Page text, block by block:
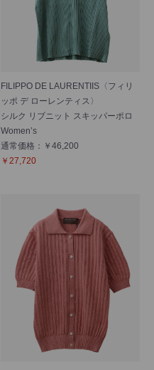
FILIPPO DE LAURENTIIS〈フィリ
ッポ デ ローレンティス〉
シルク リブニット スキッパーポロ
Women’s
通常価格：￥46,200
￥27,720